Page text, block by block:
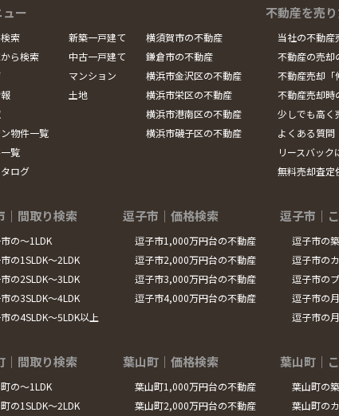
ー
索
ら検索
物件一覧
覧
ログ
新築一戸建て
中古一戸建て
マンション
土地
横須賀市の不動産
鎌倉市の不動産
横浜市金沢区の不動産
横浜市栄区の不動産
横浜市港南区の不動産
横浜市磯子区の不動産
不動産を売
当社の不動産
不動産の売却
不動産売却「
不動産売却時
少しでも高く
よくある質問
リースバック
無料売却査定
｜間取り検索
の～1LDK
の1SLDK～2LDK
の2SLDK～3LDK
の3SLDK～4LDK
の4SLDK～5LDK以上
逗子市｜価格検索
逗子市1,000万円台の不動産
逗子市2,000万円台の不動産
逗子市3,000万円台の不動産
逗子市4,000万円台の不動産
逗子市｜
逗子市の
逗子市の
逗子市の
逗子市の
逗子市の
｜間取り検索
の～1LDK
の1SLDK～2LDK
葉山町｜価格検索
葉山町1,000万円台の不動産
葉山町2,000万円台の不動産
葉山町｜
葉山町の
葉山町の